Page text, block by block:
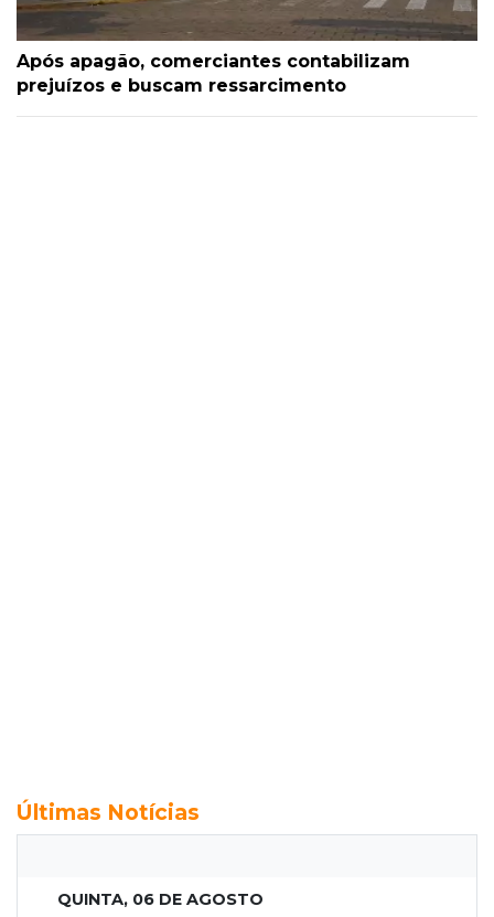
Após apagão, comerciantes contabilizam
prejuízos e buscam ressarcimento
Últimas Notícias
QUINTA, 06 DE AGOSTO